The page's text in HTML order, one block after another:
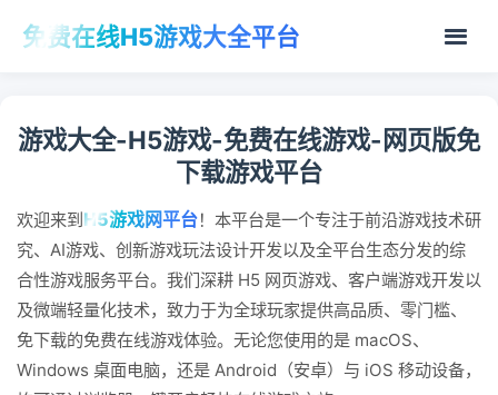
免费在线H5游戏大全平台
游戏大全-H5游戏-免费在线游戏-网页版免
下载游戏平台
欢迎来到H5游戏网平台！本平台是一个专注于前沿游戏技术研
究、AI游戏、创新游戏玩法设计开发以及全平台生态分发的综
合性游戏服务平台。我们深耕 H5 网页游戏、客户端游戏开发以
及微端轻量化技术，致力于为全球玩家提供高品质、零门槛、
免下载的免费在线游戏体验。无论您使用的是 macOS、
Windows 桌面电脑，还是 Android（安卓）与 iOS 移动设备，